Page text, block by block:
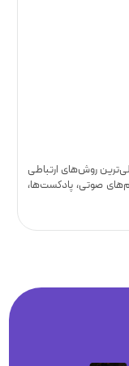
روش‌های ارتباطی
صوتی، پادکست‌ها،